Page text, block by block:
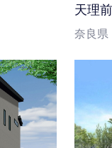
天理
奈良